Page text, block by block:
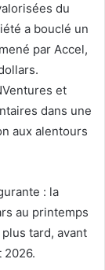
du
a bouclé un
par Accel,
et
dans une
aux alentours
: la
au printemps
tard, avant
2026.